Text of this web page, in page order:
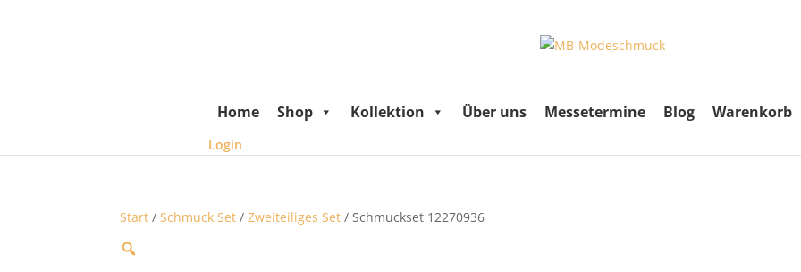
Home Shop Kollektion Über uns Messetermine Blog Warenkorb
Login
Start /Schmuck Set /Zweiteiliges Set / Schmuckset 12270936